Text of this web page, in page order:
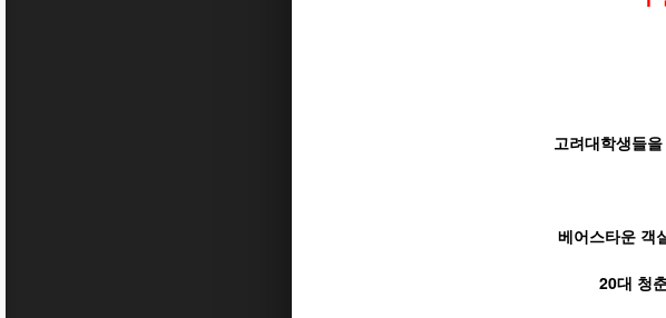
고려대학생들을
베어스타운 객
20대 청